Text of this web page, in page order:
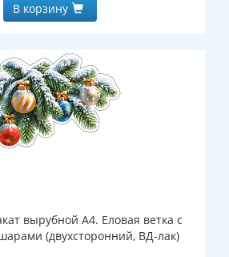
В корзину
вырубной А4. Еловая ветка с
(двухсторонний, ВД-лак)